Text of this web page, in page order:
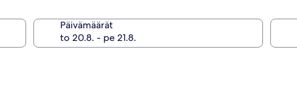
Päivämäärät